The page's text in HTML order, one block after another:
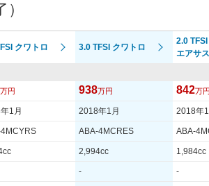
クワトロ 3.0 TFSI クワトロ
2.0
エアサス
万円 938万円 842万
1月 2018年1月 2018年
ABA-4MCRES ABA-
2,994cc 1,984cc
- -